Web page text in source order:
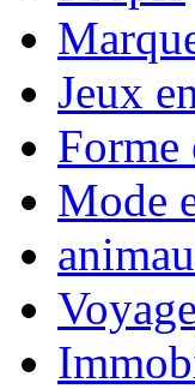
Jeux
Forme
Mode
Voyage